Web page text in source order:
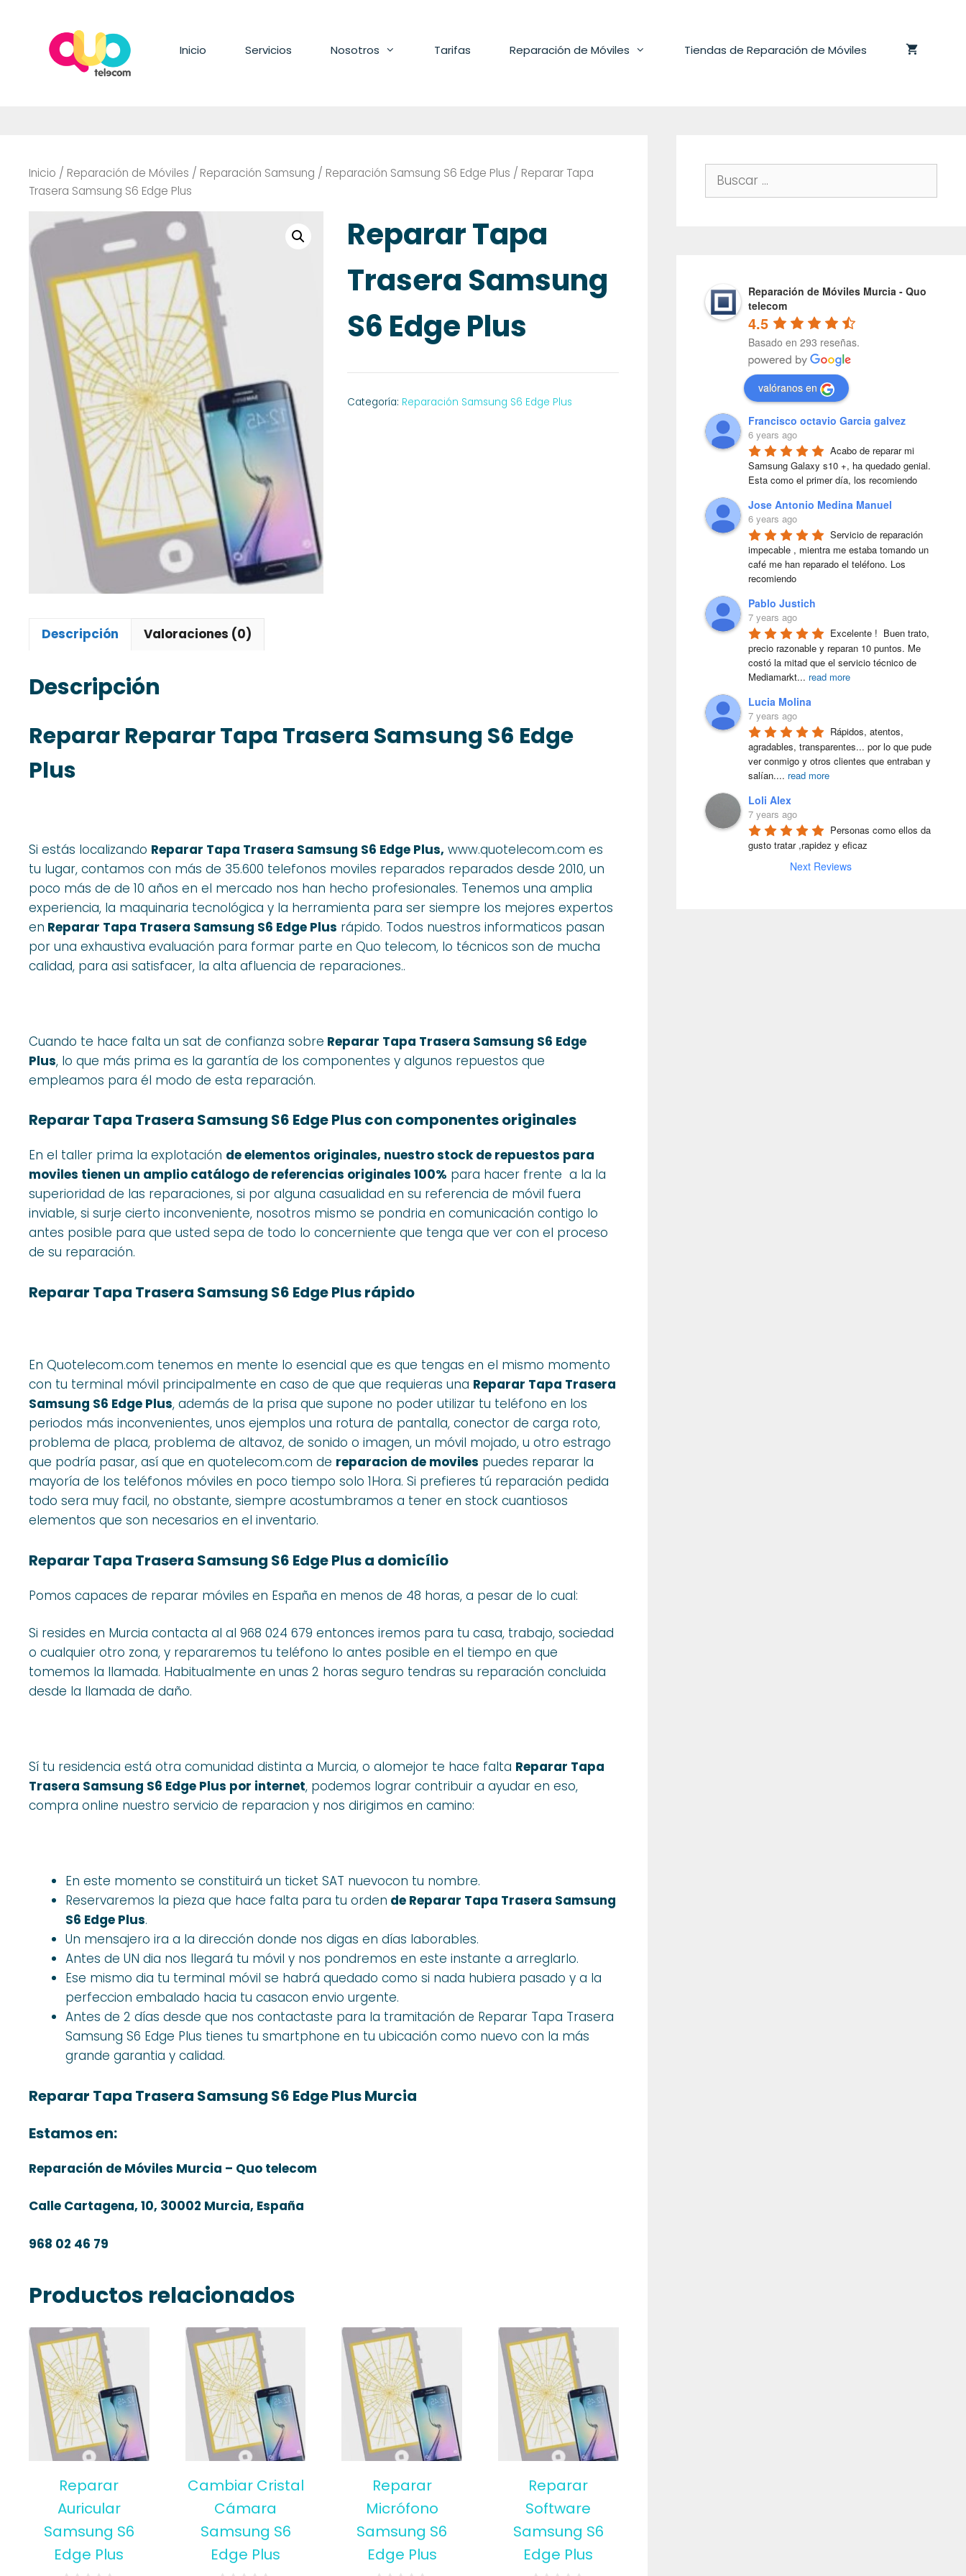
contenido
Inicio Servicios Nosotros Tarifas Reparación de Móviles Tiendas de Reparación de Móviles
Inicio / Reparación de Móviles / Reparación Samsung / Reparación Samsung S6 Edge Plus / Reparar Tapa
Trasera Samsung S6 Edge Plus
Reparar Tapa
Trasera Samsung
S6 Edge Plus
Categoría: Reparación Samsung S6 Edge Plus
Descripción Valoraciones (0)
Descripción
Reparar Reparar Tapa Trasera Samsung S6 Edge
Plus
Si estás localizando Reparar Tapa Trasera Samsung S6 Edge Plus, www.quotelecom.com es
tu lugar, contamos con más de 35.600 telefonos moviles reparados reparados desde 2010, un
poco más de de 10 años en el mercado nos han hecho profesionales. Tenemos una amplia
experiencia, la maquinaria tecnológica y la herramienta para ser siempre los mejores expertos
en Reparar Tapa Trasera Samsung S6 Edge Plus rápido. Todos nuestros informaticos pasan
por una exhaustiva evaluación para formar parte en Quo telecom, lo técnicos son de mucha
calidad, para asi satisfacer, la alta afluencia de reparaciones..
Cuando te hace falta un sat de confianza sobre Reparar Tapa Trasera Samsung S6 Edge
Plus, lo que más prima es la garantía de los componentes y algunos repuestos que
empleamos para él modo de esta reparación.
Reparar Tapa Trasera Samsung S6 Edge Plus con componentes originales
En el taller prima la explotación de elementos originales, nuestro stock de repuestos para
moviles tienen un amplio catálogo de referencias originales 100% para hacer frente a la la
superioridad de las reparaciones, si por alguna casualidad en su referencia de móvil fuera
inviable, si surje cierto inconveniente, nosotros mismo se pondria en comunicación contigo lo
antes posible para que usted sepa de todo lo concerniente que tenga que ver con el proceso
de su reparación.
Reparar Tapa Trasera Samsung S6 Edge Plus rápido
En Quotelecom.com tenemos en mente lo esencial que es que tengas en el mismo momento
con tu terminal móvil principalmente en caso de que que requieras una Reparar Tapa Trasera
Samsung S6 Edge Plus, además de la prisa que supone no poder utilizar tu teléfono en los
periodos más inconvenientes, unos ejemplos una rotura de pantalla, conector de carga roto,
problema de placa, problema de altavoz, de sonido o imagen, un móvil mojado, u otro estrago
que podría pasar, así que en quotelecom.com de reparacion de moviles puedes reparar la
mayoría de los teléfonos móviles en poco tiempo solo 1Hora. Si prefieres tú reparación pedida
todo sera muy facil, no obstante, siempre acostumbramos a tener en stock cuantiosos
elementos que son necesarios en el inventario.
Reparar Tapa Trasera Samsung S6 Edge Plus a domicílio
Pomos capaces de reparar móviles en España en menos de 48 horas, a pesar de lo cual:
Si resides en Murcia contacta al al 968 024 679 entonces iremos para tu casa, trabajo, sociedad
o cualquier otro zona, y repararemos tu teléfono lo antes posible en el tiempo en que
tomemos la llamada. Habitualmente en unas 2 horas seguro tendras su reparación concluida
desde la llamada de daño.
Sí tu residencia está otra comunidad distinta a Murcia, o alomejor te hace falta Reparar Tapa
Trasera Samsung S6 Edge Plus por internet, podemos lograr contribuir a ayudar en eso,
compra online nuestro servicio de reparacion y nos dirigimos en camino:
En este momento se constituirá un ticket SAT nuevocon tu nombre.
Reservaremos la pieza que hace falta para tu orden de Reparar Tapa Trasera Samsung
S6 Edge Plus.
Un mensajero ira a la dirección donde nos digas en días laborables.
Antes de UN dia nos llegará tu móvil y nos pondremos en este instante a arreglarlo.
Ese mismo dia tu terminal móvil se habrá quedado como si nada hubiera pasado y a la
perfeccion embalado hacia tu casacon envio urgente.
Antes de 2 días desde que nos contactaste para la tramitación de Reparar Tapa Trasera
Samsung S6 Edge Plus tienes tu smartphone en tu ubicación como nuevo con la más
grande garantia y calidad.
Reparar Tapa Trasera Samsung S6 Edge Plus Murcia
Estamos en:
Reparación de Móviles Murcia – Quo telecom
Calle Cartagena, 10, 30002 Murcia, España
968 02 46 79
Productos relacionados
Reparar
Auricular
Samsung S6
Edge Plus
Cambiar Cristal
Cámara
Samsung S6
Edge Plus
Reparar
Micrófono
Samsung S6
Edge Plus
Reparar
Software
Samsung S6
Edge Plus
Buscar:
Reparación de Móviles Murcia - Quo
telecom
4.5
Basado en 293 reseñas.
valóranos en
Francisco octavio Garcia galvez
6 years ago
Acabo de reparar mi
Samsung Galaxy s10 +, ha quedado genial.
Esta como el primer día, los recomiendo
Jose Antonio Medina Manuel
6 years ago
Servicio de reparación
impecable , mientra me estaba tomando un
café me han reparado el teléfono. Los
recomiendo
Pablo Justich
7 years ago
Excelente !  Buen trato,
precio razonable y reparan 10 puntos. Me
costó la mitad que el servicio técnico de
Mediamarkt... read more
Lucia Molina
7 years ago
Rápidos, atentos,
agradables, transparentes... por lo que pude
ver conmigo y otros clientes que entraban y
salían.... read more
Loli Alex
7 years ago
Personas como ellos da
gusto tratar ,rapidez y eficaz
Next Reviews